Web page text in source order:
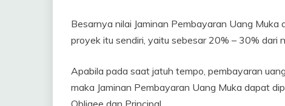
Besarnya nilai Jaminan Pembayaran Uang
proyek itu sendiri, yaitu sebesar 20% – 30% dari
Apabila pada saat jatuh tempo, pembayaran
maka Jaminan Pembayaran Uang Muka dapat